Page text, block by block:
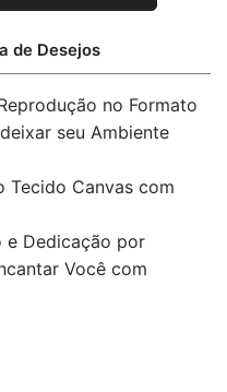
de Desejos
no Formato
seu Ambiente
Tecido Canvas com
e Dedicação por
Você com